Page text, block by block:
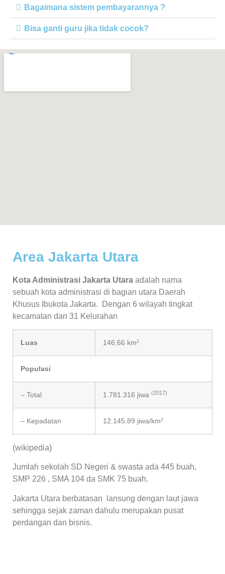
Bagaimana sistem pembayarannya ?
Bisa ganti guru jika tidak cocok?
Area Jakarta Utara
Kota Administrasi Jakarta Utara adalah nama
sebuah kota administrasi di bagian utara Daerah
Khusus Ibukota Jakarta. Dengan 6 wilayah tingkat
kecamatan dan 31 Kelurahan
Luas 146,66 km2
Populasi
– Total 1.781.316 jiwa (2017)
– Kepadatan 12.145,89 jiwa/km2
(wikipedia)
Jumlah sekolah SD Negeri & swasta ada 445 buah,
SMP 226 , SMA 104 da SMK 75 buah.
Jakarta Utara berbatasan lansung dengan laut jawa
sehingga sejak zaman dahulu merupakan pusat
perdangan dan bisnis.